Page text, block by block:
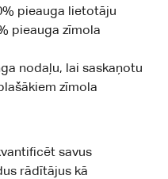
pieauga lietotāju
pieauga zīmola
nodaļu, lai saskaņotu
zīmola
savus
rādītājus kā